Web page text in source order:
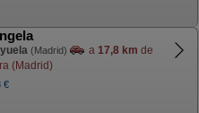
(Madrid) a 17,8 km de
(Madrid)
€